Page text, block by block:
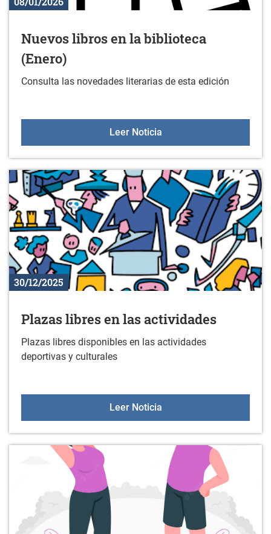
Nuevos libros en la biblioteca
(Enero)
Consulta las novedades literarias de esta edición
Leer NoticiaNuevos libros en la
30/12/2025
Plazas libres en las actividades
Plazas libres disponibles en las actividades
deportivas y culturales
Leer NoticiaPlazas libres en las